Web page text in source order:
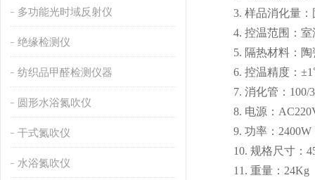
多功能光时域反射仪
绝缘检测仪
纺织品甲醛检测仪器
圆形水浴氮吹仪
干式氮吹仪
水浴氮吹仪
3. 样品消化量：
4. 控温范围：室
5. 隔热材料：陶
6. 控温精度：
7. 消化管：100/
8. 电源：
9. 功率：2400W
10. 规格尺寸：
11. 重量：24Kg